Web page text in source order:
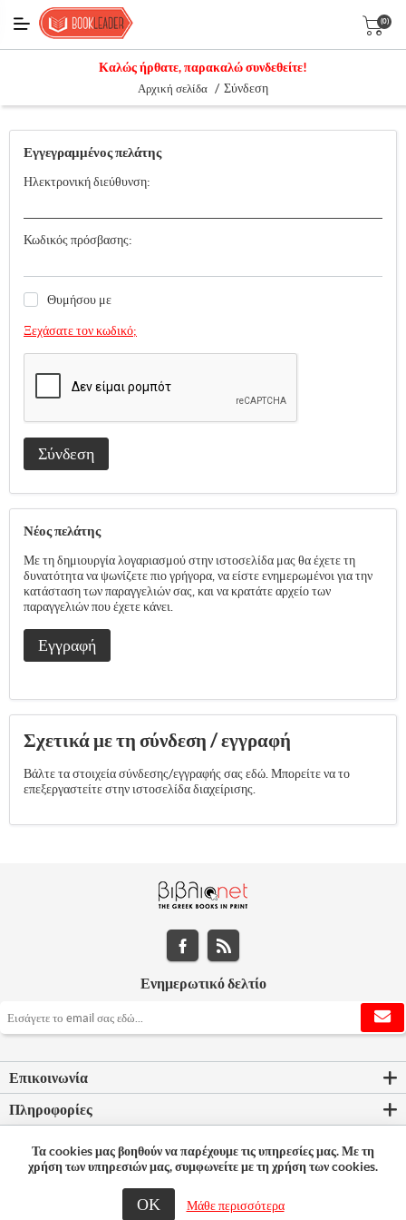
(0)
Καλώς ήρθατε, παρακαλώ συνδεθείτε!
Αρχική σελίδα / Σύνδεση
Εγγεγραμμένος πελάτης
Ηλεκτρονική διεύθυνση:
Κωδικός πρόσβασης:
Θυμήσου με
Ξεχάσατε τον κωδικό;
Σύνδεση
Νέος πελάτης
Με τη δημιουργία λογαριασμού στην ιστοσελίδα μας θα έχετε τη
δυνατότητα να ψωνίζετε πιο γρήγορα, να είστε ενημερωμένοι για την
κατάσταση των παραγγελιών σας, και να κρατάτε αρχείο των
παραγγελιών που έχετε κάνει.
Εγγραφή
Σχετικά με τη σύνδεση / εγγραφή
Βάλτε τα στοιχεία σύνδεσης/εγγραφής σας εδώ. Μπορείτε να το
επεξεργαστείτε στην ιστοσελίδα διαχείρισης.
Ενημερωτικό δελτίο
Επικοινωνία
Πληροφορίες
Ο λογαριασμός μου
© 2026 Bookleader
Τα cookies μας βοηθούν να παρέχουμε τις υπηρεσίες μας. Με τη
χρήση των υπηρεσιών μας, συμφωνείτε με τη χρήση των cookies.
ΟΚ Μάθε περισσότερα